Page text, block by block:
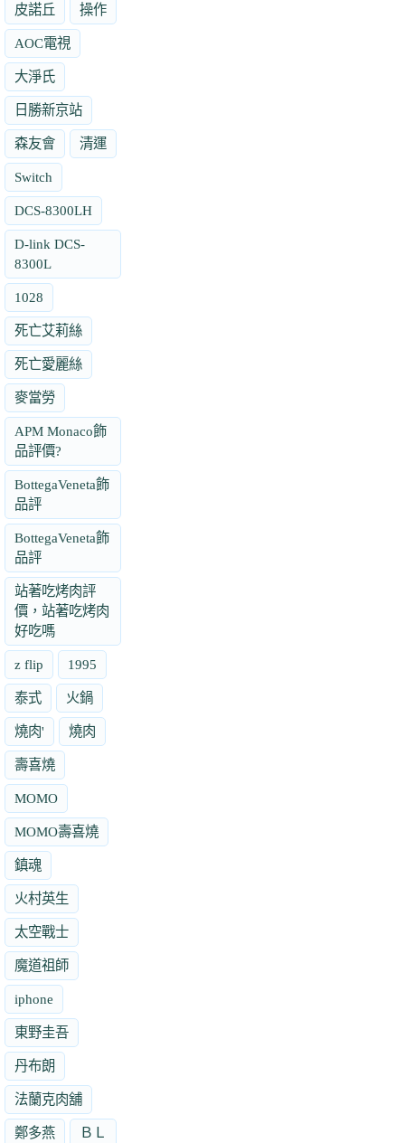
皮諾丘 操作
AOC電視
大淨氏
日勝新京站
森友會 清運
Switch
DCS-8300LH
D-link DCS-
8300L
1028
死亡艾莉絲
死亡愛麗絲
麥當勞
APM Monaco飾
品評價?
BottegaVeneta飾
品評
BottegaVeneta飾
品評
站著吃烤肉評
價，站著吃烤肉
好吃嗎
z flip 1995
泰式 火鍋
燒肉' 燒肉
壽喜燒
MOMO
MOMO壽喜燒
鎮魂
火村英生
太空戰士
魔道祖師
iphone
東野圭吾
丹布朗
法蘭克肉舖
鄭多燕 ＢＬ